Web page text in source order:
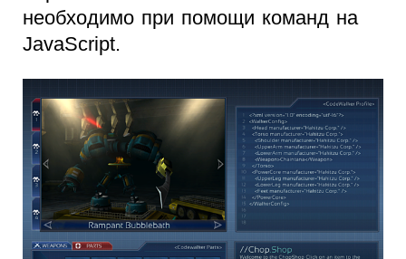
необходимо при помощи команд на
JavaScript.